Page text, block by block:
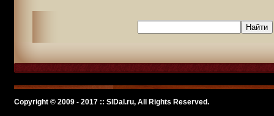
Copyright © 2009 - 2017 :: SlDal.ru, All Rights Reserved.